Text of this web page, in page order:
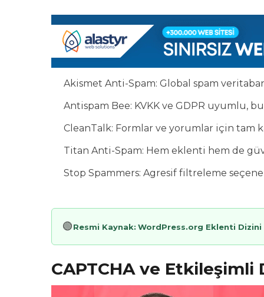
Akismet Anti-Spam: Global spam
Antispam Bee: KVKK ve GDPR uyumlu,
CleanTalk: Formlar ve yorumlar için tam
Titan Anti-Spam: Hem eklenti hem de
Stop Spammers: Agresif filtreleme
🟢Resmi Kaynak: WordPress.org Eklenti Dizini
CAPTCHA ve